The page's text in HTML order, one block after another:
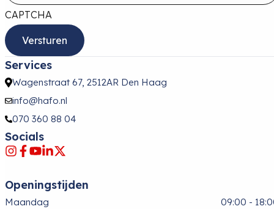
CAPTCHA
Services
Wagenstraat 67, 2512AR Den Haag
info@hafo.nl
070 360 88 04
Socials
Openingstijden
Maandag
09:00 -